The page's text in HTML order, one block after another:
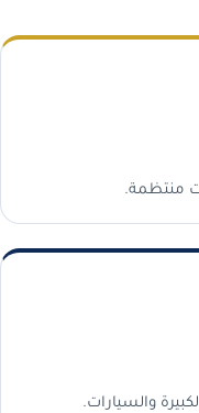
منتظمة.
والسيارات.